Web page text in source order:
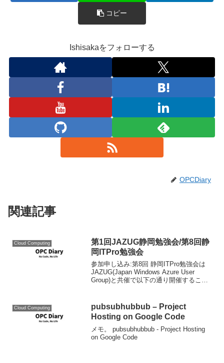
コピー
Ishisakaをフォローする
OPCDiary
関連記事
Cloud Computing
第1回JAZUG静岡勉強会/第8回静
岡ITPro勉強会
参加申し込み:第8回 静岡ITPro勉強会は
JAZUG(Japan Windows Azure User
Group)と共催で以下の通り開催すること
Azureに関し...
Cloud Computing
pubsubhubbub – Project
Hosting on Google Code
メモ。 pubsubhubbub - Project Hosting
on Google Code